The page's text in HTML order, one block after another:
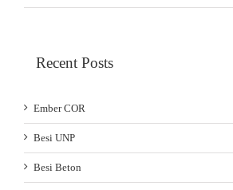
Recent Posts
Ember COR
Besi UNP
Besi Beton